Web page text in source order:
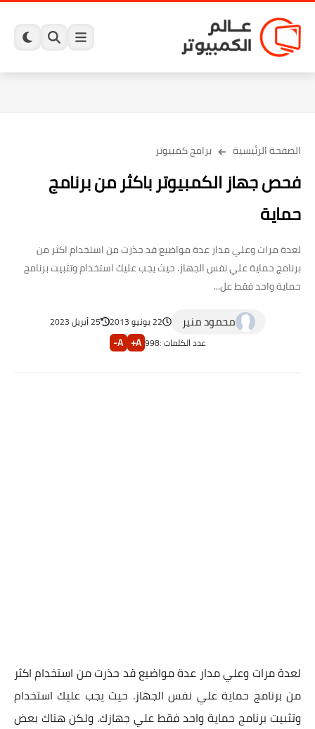
الصفحة الرئيسية برامج كمبيوتر
فحص جهاز الكمبيوتر باكثر من برنامج
حماية
لعدة مرات وعلي مدار عدة مواضيع قد حذرت من استخدام اكثر من
برنامج حماية علي نفس الجهاز. حيث يجب عليك استخدام وتثبيت برنامج
حماية واحد فقط عل...
محمود منير 22 يونيو 2013
25 أبريل 2023
عدد الكلمات :998
A+
A-
لعدة مرات وعلي مدار عدة مواضيع قد حذرت من استخدام اكثر
من برنامج حماية علي نفس الجهاز. حيث يجب عليك استخدام
وتثبيت برنامج حماية واحد فقط علي جهازك. ولكن هناك بعض